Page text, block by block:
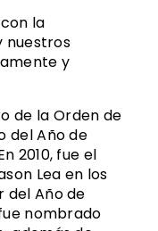
la
nuestros
y
de la Orden de
del Año de
2010, fue el
Lea en los
del Año de
nombrado